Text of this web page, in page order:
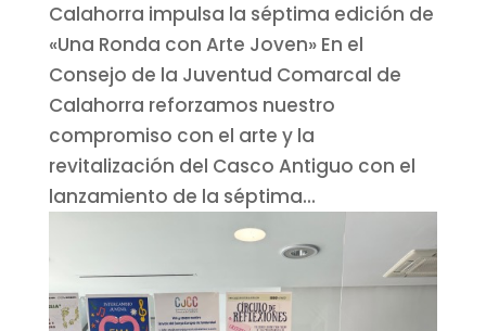
Calahorra impulsa la séptima edición de
«Una Ronda con Arte Joven» En el
Consejo de la Juventud Comarcal de
Calahorra reforzamos nuestro
compromiso con el arte y la
revitalización del Casco Antiguo con el
lanzamiento de la séptima...